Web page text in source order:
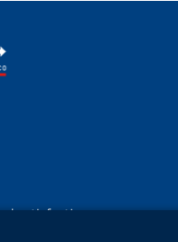
satisfaction